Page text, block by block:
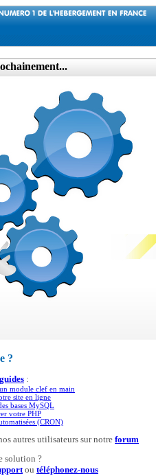
?
guides :
module clef en main
site en ligne
bases MySQL
votre PHP
(CRON)
autres utilisateurs sur notre forum
solution ?
ou téléphonez-nous